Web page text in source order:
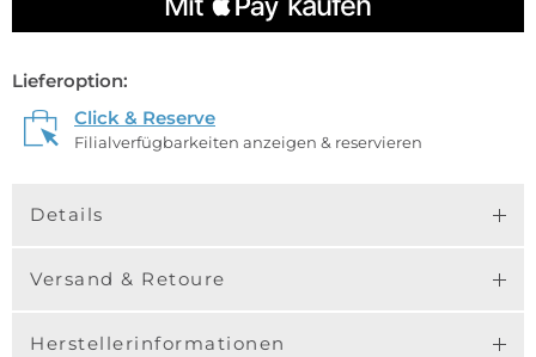
Lieferoption:
Click & Reserve
Filialverfügbarkeiten anzeigen & reservieren
Details
Versand & Retoure
Herstellerinformationen